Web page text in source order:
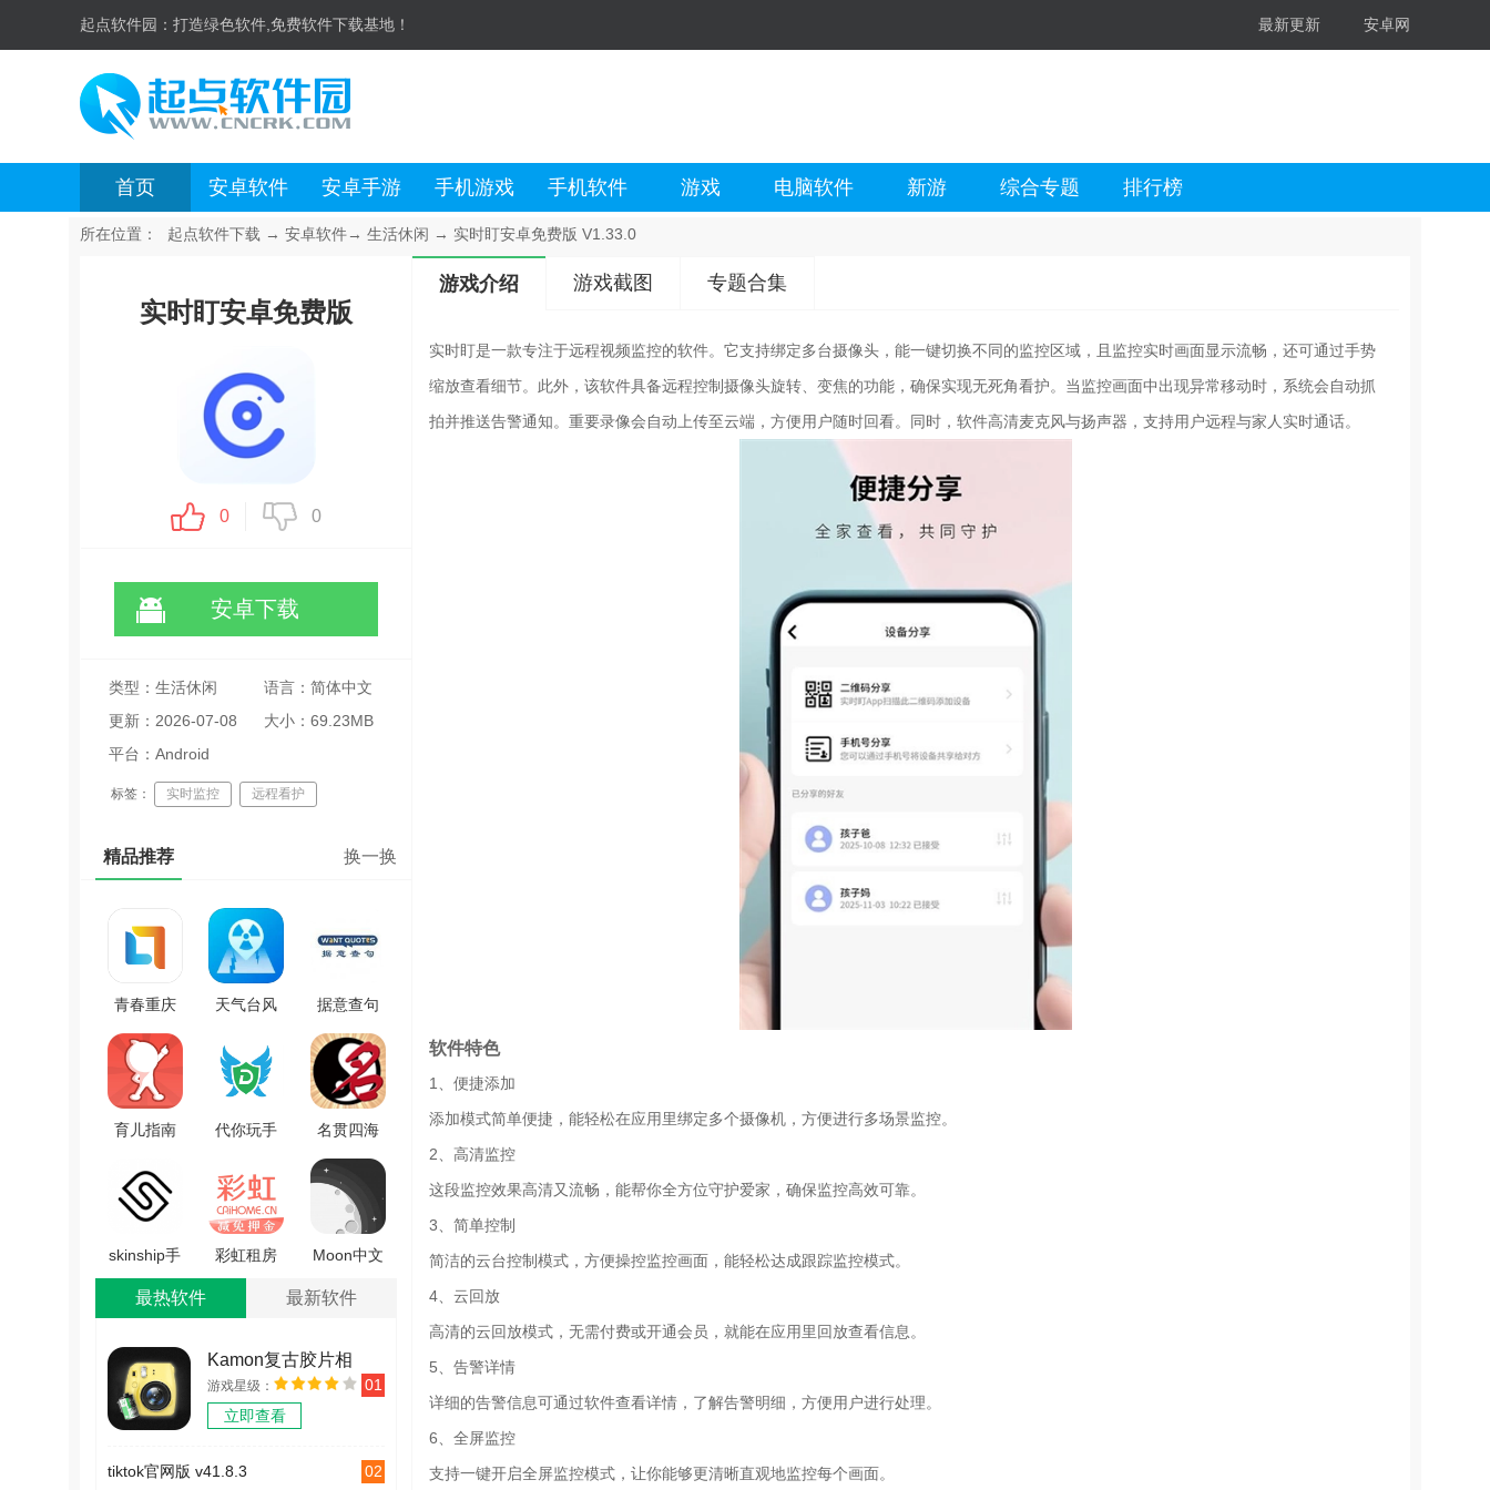
起点软件园： 打造绿色软件,免费软件下载基地！ 最新更新 安卓网
首页 安卓软件 安卓手游 手机游戏 手机软件 游戏 电脑软件 新游 综合专题 排行榜
所在位置： 起点软件下载 → 安卓软件→ 生活休闲 → 实时盯安卓免费版 V1.33.0
实时盯安卓免费版
0 0
安卓下载
类型：生活休闲
语言：简体中文
更新：2026-07-08
20:05:10
大小：69.23MB
平台：Android
标签： 实时监控 远程看护
精品推荐 换一换
青春重庆
免费原版
V1.7.7
天气台风
射查询直
装版
V1.0.2
据意查句
手机正版
V2.0.3
育儿指南
版 V3.3.3
代你玩手
V1.0.45
名贯四海
正版 V1.1
skinship手
机免费版
V1.0.1
彩虹租房
免费原版
Moon中文
最热软件 最新软件
Kamon复古胶片相
机 v2.2.2
游戏星级：
立即查看
01
tiktok官网版 v41.8.3 02
游戏介绍 游戏截图 专题合集
实时盯是一款专注于远程视频监控的软件。它支持绑定多台摄像头，能一键切换不同的监控区域，且监控实时画面显示流畅，还可通过手势
缩放查看细节。此外，该软件具备远程控制摄像头旋转、变焦的功能，确保实现无死角看护。当监控画面中出现异常移动时，系统会自动抓
拍并推送告警通知。重要录像会自动上传至云端，方便用户随时回看。同时，软件高清麦克风与扬声器，支持用户远程与家人实时通话。
软件特色
1、便捷添加
添加模式简单便捷，能轻松在应用里绑定多个摄像机，方便进行多场景监控。
2、高清监控
这段监控效果高清又流畅，能帮你全方位守护爱家，确保监控高效可靠。
3、简单控制
简洁的云台控制模式，方便操控监控画面，能轻松达成跟踪监控模式。
4、云回放
高清的云回放模式，无需付费或开通会员，就能在应用里回放查看信息。
5、告警详情
详细的告警信息可通过软件查看详情，了解告警明细，方便用户进行处理。
6、全屏监控
支持一键开启全屏监控模式，让你能够更清晰直观地监控每个画面。